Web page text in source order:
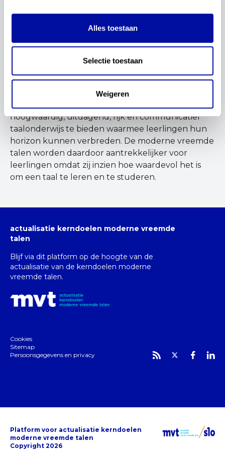
Alles toestaan
Selectie toestaan
Weigeren
profiteren van krachtige en motiverende
taallessen die hun nieuwsgierigheid prikkelen om
leren over de culturele achtergrond van ons
Daarom zet ik me graag in voor het team dat
onder andere de kerndoelen voor Duits
actualiseert. Samen streven we ernaar hoe
hoogwaardig, uitdagend, rijk en communicatief
taalonderwijs te bieden waarmee leerlingen hun
horizon kunnen verbreden. De moderne vreemde
talen worden daardoor aantrekkelijker voor
leerlingen omdat zij inzien hoe waardevol het is
om een taal te leren en te studeren.
actualisatie kerndoelen moderne vreemde
talen
Blijf via dit platform op de hoogte van de
actualisatie van de kerndoelen moderne
vreemde talen.
Cookies
Sitemap
Persoonsgegevens en privacy
Platform voor actualisatie kerndoelen
moderne vreemde talen
Copyright 2026